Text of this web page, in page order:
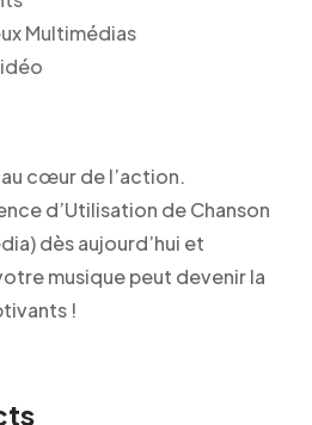
Multimédias
cœur de l’action.
d’Utilisation de Chanson
dès aujourd’hui et
musique peut devenir la
!